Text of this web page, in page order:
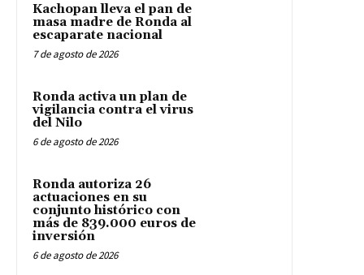
Kachopan lleva el pan de
masa madre de Ronda al
escaparate nacional
7 de agosto de 2026
Ronda activa un plan de
vigilancia contra el virus
del Nilo
6 de agosto de 2026
Ronda autoriza 26
actuaciones en su
conjunto histórico con
más de 839.000 euros de
inversión
6 de agosto de 2026